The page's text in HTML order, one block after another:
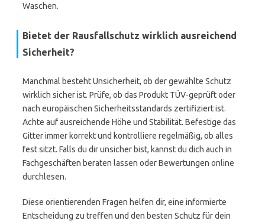
Waschen.
Bietet der Rausfallschutz wirklich ausreichend
Sicherheit?
Manchmal besteht Unsicherheit, ob der gewählte Schutz
wirklich sicher ist. Prüfe, ob das Produkt TÜV-geprüft oder
nach europäischen Sicherheitsstandards zertifiziert ist.
Achte auf ausreichende Höhe und Stabilität. Befestige das
Gitter immer korrekt und kontrolliere regelmäßig, ob alles
fest sitzt. Falls du dir unsicher bist, kannst du dich auch in
Fachgeschäften beraten lassen oder Bewertungen online
durchlesen.
Diese orientierenden Fragen helfen dir, eine informierte
Entscheidung zu treffen und den besten Schutz für dein